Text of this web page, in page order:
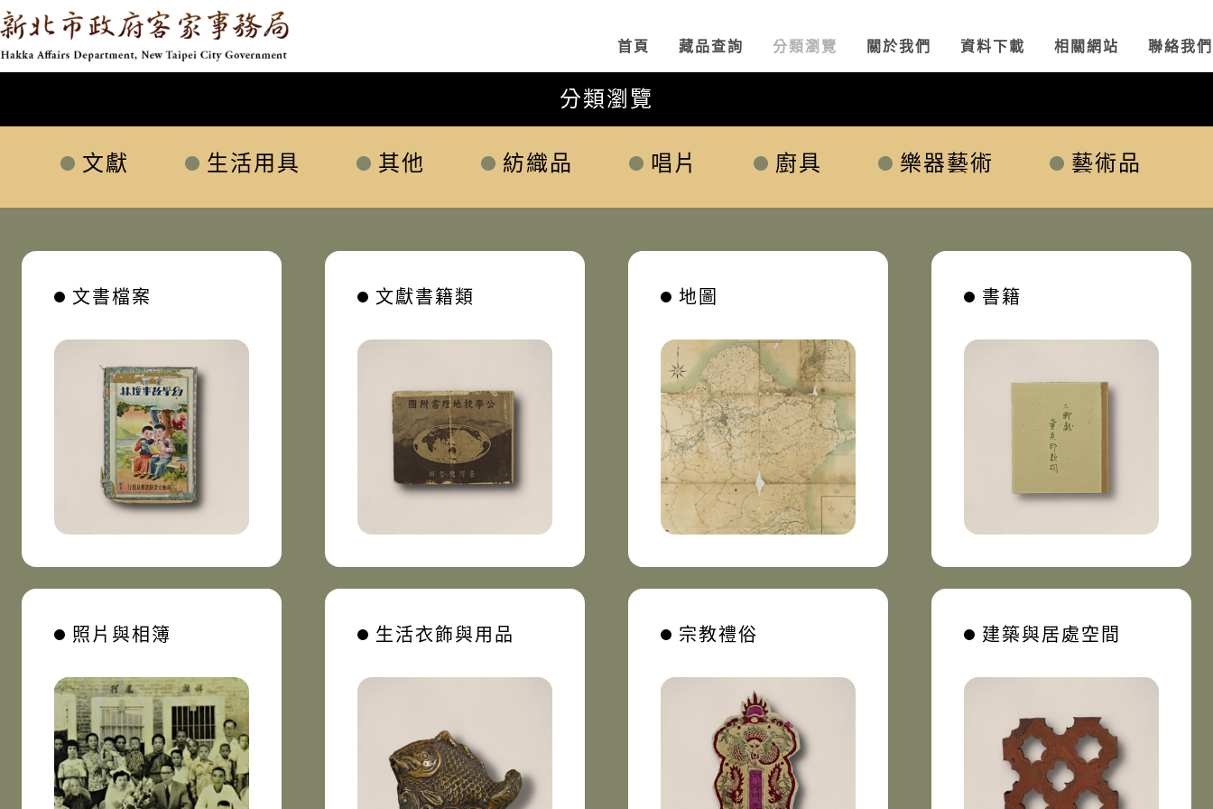
新北市政府客家事務局
網頁導覽
:::
首頁 藏品查詢 分類瀏覽 關於我們 資料下載 相關網站 聯絡我們
分類瀏覽
文獻 生活用具 其他 紡織品 唱片 廚具 樂器藝術 藝術品
文書檔案 文獻書籍類 地圖 書籍
照片與相簿 生活衣飾與用品 宗教禮俗 建築與居處空間